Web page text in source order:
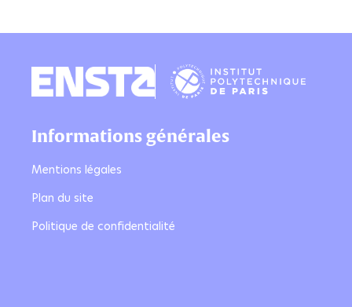
Informations générales
Mentions légales
Plan du site
Politique de confidentialité